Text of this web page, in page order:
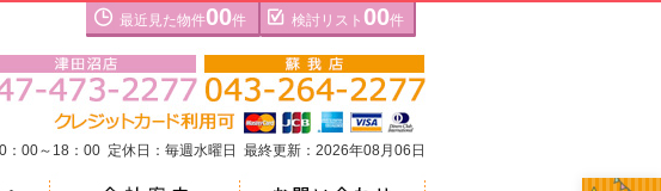
最近見た物件00件 検討リスト 00件
：00～18：00 定休日：毎週水曜日 最終更新：2026年08月06日